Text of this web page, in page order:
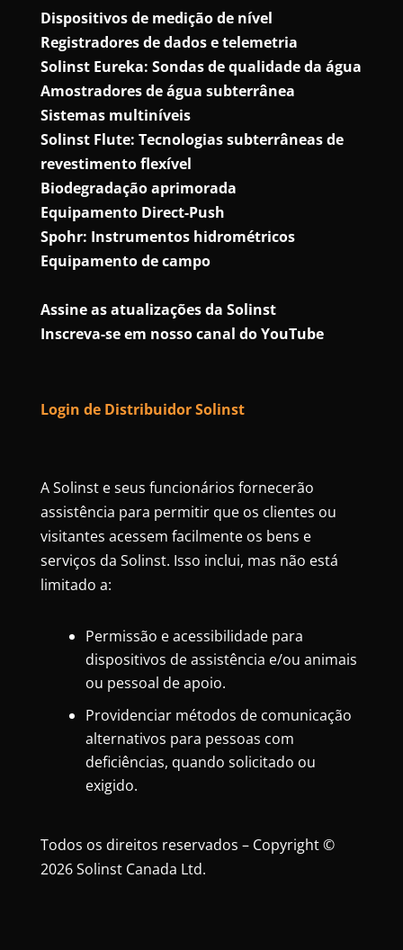
Dispositivos de medição de nível
Registradores de dados e telemetria
Solinst Eureka: Sondas de qualidade da água
Amostradores de água subterrânea
Sistemas multiníveis
Solinst Flute: Tecnologias subterrâneas de
revestimento flexível
Biodegradação aprimorada
Equipamento Direct-Push
Spohr: Instrumentos hidrométricos
Equipamento de campo
Assine as atualizações da Solinst
Inscreva-se em nosso canal do YouTube
Login de Distribuidor Solinst
A Solinst e seus funcionários fornecerão
assistência para permitir que os clientes ou
visitantes acessem facilmente os bens e
serviços da Solinst. Isso inclui, mas não está
limitado a:
Permissão e acessibilidade para
dispositivos de assistência e/ou animais
ou pessoal de apoio.
Providenciar métodos de comunicação
alternativos para pessoas com
deficiências, quando solicitado ou
exigido.
Todos os direitos reservados – Copyright ©
2026 Solinst Canada Ltd.